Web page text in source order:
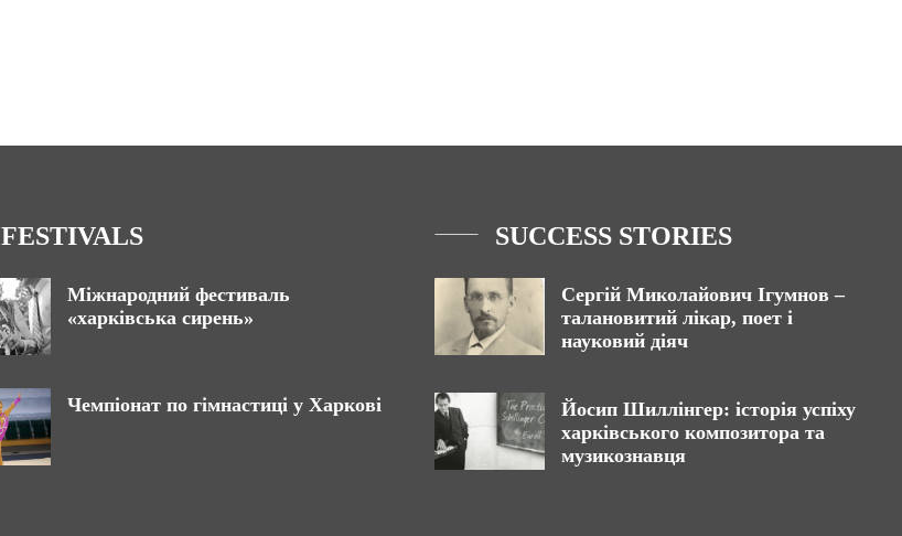
FESTIVALS
Міжнародний фестиваль
«харківська сирень»
Чемпіонат по гімнастиці у Харкові
SUCCESS STORIES
Сергій Миколайович Ігумнов –
талановитий лікар, поет і
науковий діяч
Йосип Шиллінгер: історія успіху
харківського композитора та
музикознавця